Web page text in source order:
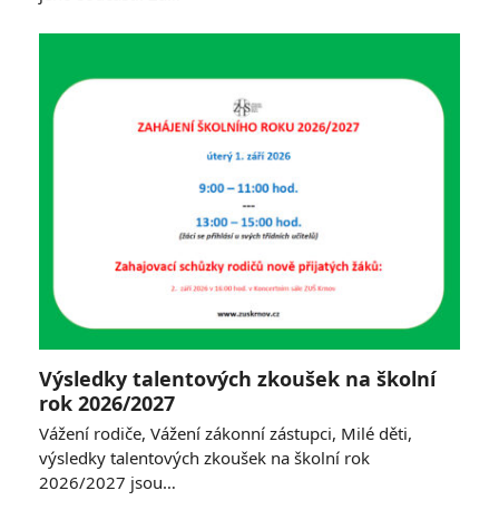
Výsledky talentových zkoušek na školní
rok 2026/2027
Vážení rodiče, Vážení zákonní zástupci, Milé děti,
výsledky talentových zkoušek na školní rok
2026/2027 jsou…